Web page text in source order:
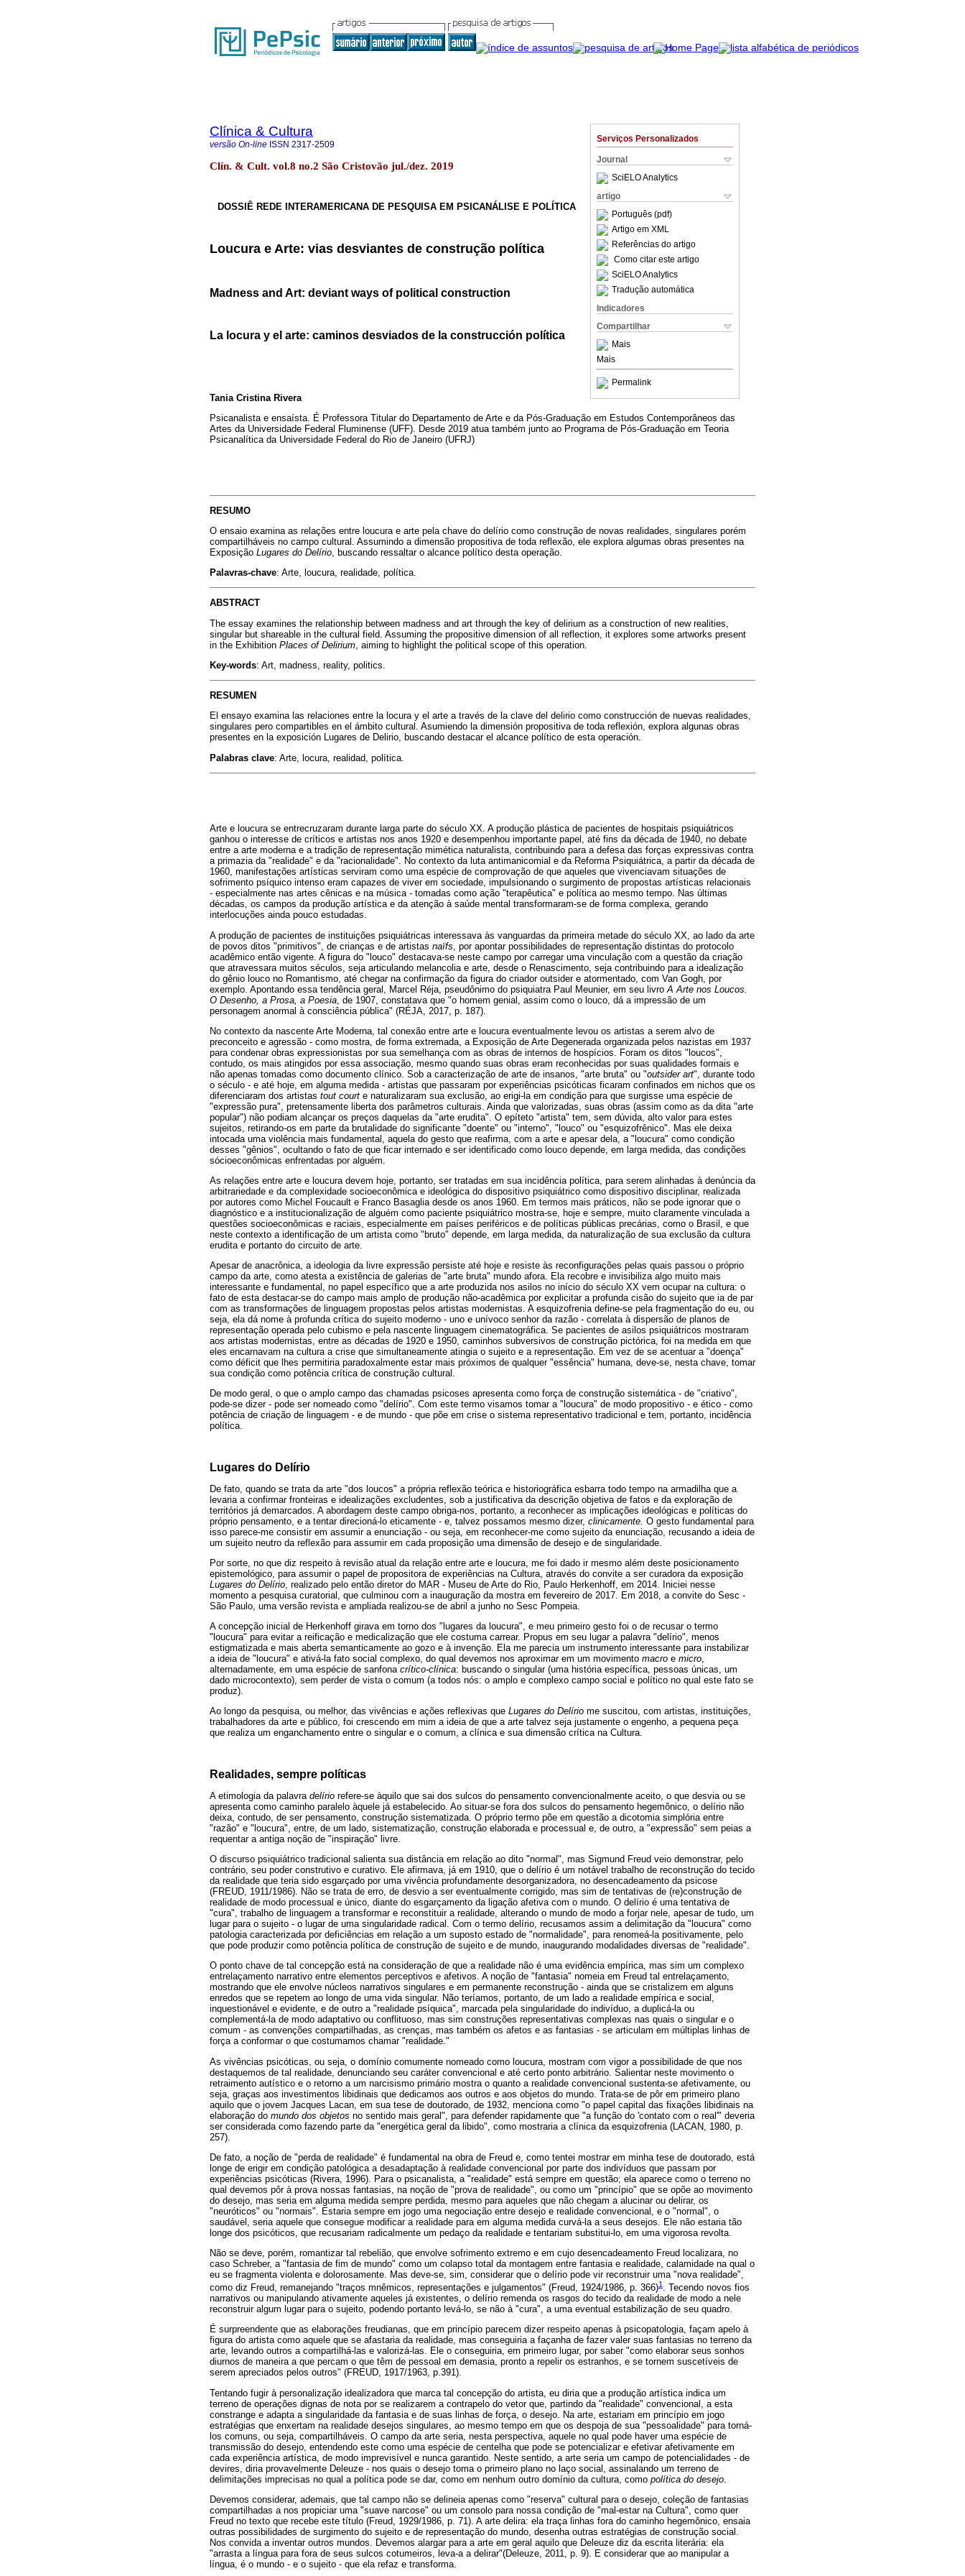
Serviços Personalizados
Journal
SciELO Analytics
artigo
Português (pdf)
Artigo em XML
Referências do artigo
Como citar este artigo
SciELO Analytics
Tradução automática
Indicadores
Compartilhar
Mais
Mais
Permalink
Clínica & Cultura
versão On-line ISSN 2317-2509
Clín. & Cult. vol.8 no.2 São Cristovão jul./dez. 2019
DOSSIÊ REDE INTERAMERICANA DE PESQUISA EM PSICANÁLISE E POLÍTICA
Loucura e Arte: vias desviantes de construção política
Madness and Art: deviant ways of political construction
La locura y el arte: caminos desviados de la construcción política
Tania Cristina Rivera
Psicanalista e ensaísta. É Professora Titular do Departamento de Arte e da Pós-Graduação em Estudos Contemporâneos das
Artes da Universidade Federal Fluminense (UFF). Desde 2019 atua também junto ao Programa de Pós-Graduação em Teoria
Psicanalítica da Universidade Federal do Rio de Janeiro (UFRJ)
RESUMO
O ensaio examina as relações entre loucura e arte pela chave do delírio como construção de novas realidades, singulares porém
compartilháveis no campo cultural. Assumindo a dimensão propositiva de toda reflexão, ele explora algumas obras presentes na
Exposição Lugares do Delírio , buscando ressaltar o alcance político desta operação.
Palavras-chave: Arte, loucura, realidade, política.
ABSTRACT
The essay examines the relationship between madness and art through the key of delirium as a construction of new realities,
singular but shareable in the cultural field. Assuming the propositive dimension of all reflection, it explores some artworks present
in the Exhibition Places of Delirium , aiming to highlight the political scope of this operation.
Key-words: Art, madness, reality, politics.
RESUMEN
El ensayo examina las relaciones entre la locura y el arte a través de la clave del delirio como construcción de nuevas realidades,
singulares pero compartibles en el ámbito cultural. Asumiendo la dimensión propositiva de toda reflexión, explora algunas obras
presentes en la exposición Lugares de Delirio, buscando destacar el alcance político de esta operación.
Palabras clave: Arte, locura, realidad, política.
Arte e loucura se entrecruzaram durante larga parte do século XX. A produção plástica de pacientes de hospitais psiquiátricos
ganhou o interesse de críticos e artistas nos anos 1920 e desempenhou importante papel, até fins da década de 1940, no debate
entre a arte moderna e a tradição de representação mimética naturalista, contribuindo para a defesa das forças expressivas contra
a primazia da "realidade" e da "racionalidade". No contexto da luta antimanicomial e da Reforma Psiquiátrica, a partir da década de
1960, manifestações artísticas serviram como uma espécie de comprovação de que aqueles que vivenciavam situações de
sofrimento psíquico intenso eram capazes de viver em sociedade, impulsionando o surgimento de propostas artísticas relacionais
- especialmente nas artes cênicas e na música - tomadas como ação "terapêutica" e política ao mesmo tempo. Nas últimas
décadas, os campos da produção artística e da atenção à saúde mental transformaram-se de forma complexa, gerando
interlocuções ainda pouco estudadas.
A produção de pacientes de instituições psiquiátricas interessava às vanguardas da primeira metade do século XX, ao lado da arte
de povos ditos "primitivos", de crianças e de artistas naïfs , por apontar possibilidades de representação distintas do protocolo
acadêmico então vigente. A figura do "louco" destacava-se neste campo por carregar uma vinculação com a questão da criação
que atravessara muitos séculos, seja articulando melancolia e arte, desde o Renascimento, seja contribuindo para a idealização
do gênio louco no Romantismo, até chegar na confirmação da figura do criador outsider e atormentado, com Van Gogh, por
exemplo. Apontando essa tendência geral, Marcel Réja, pseudônimo do psiquiatra Paul Meunier, em seu livro A Arte nos Loucos.
O Desenho, a Prosa, a Poesia , de 1907, constatava que "o homem genial, assim como o louco, dá a impressão de um
personagem anormal à consciência pública" (RÉJA, 2017, p. 187).
No contexto da nascente Arte Moderna, tal conexão entre arte e loucura eventualmente levou os artistas a serem alvo de
preconceito e agressão - como mostra, de forma extremada, a Exposição de Arte Degenerada organizada pelos nazistas em 1937
para condenar obras expressionistas por sua semelhança com as obras de internos de hospícios. Foram os ditos "loucos",
contudo, os mais atingidos por essa associação, mesmo quando suas obras eram reconhecidas por suas qualidades formais e
não apenas tomadas como documento clínico. Sob a caracterização de arte de insanos, "arte bruta" ou "outsider art", durante todo
o século - e até hoje, em alguma medida - artistas que passaram por experiências psicóticas ficaram confinados em nichos que os
diferenciaram dos artistas tout court e naturalizaram sua exclusão, ao erigi-la em condição para que surgisse uma espécie de
"expressão pura", pretensamente liberta dos parâmetros culturais. Ainda que valorizadas, suas obras (assim como as da dita "arte
popular") não podiam alcançar os preços daquelas da "arte erudita". O epíteto "artista" tem, sem dúvida, alto valor para estes
sujeitos, retirando-os em parte da brutalidade do significante "doente" ou "interno", "louco" ou "esquizofrênico". Mas ele deixa
intocada uma violência mais fundamental, aquela do gesto que reafirma, com a arte e apesar dela, a "loucura" como condição
desses "gênios", ocultando o fato de que ficar internado e ser identificado como louco depende, em larga medida, das condições
sócioeconômicas enfrentadas por alguém.
As relações entre arte e loucura devem hoje, portanto, ser tratadas em sua incidência política, para serem alinhadas à denúncia da
arbitrariedade e da complexidade socioeconômica e ideológica do dispositivo psiquiátrico como dispositivo disciplinar, realizada
por autores como Michel Foucault e Franco Basaglia desde os anos 1960. Em termos mais práticos, não se pode ignorar que o
diagnóstico e a institucionalização de alguém como paciente psiquiátrico mostra-se, hoje e sempre, muito claramente vinculada a
questões socioeconômicas e raciais, especialmente em países periféricos e de políticas públicas precárias, como o Brasil, e que
neste contexto a identificação de um artista como "bruto" depende, em larga medida, da naturalização de sua exclusão da cultura
erudita e portanto do circuito de arte.
Apesar de anacrônica, a ideologia da livre expressão persiste até hoje e resiste às reconfigurações pelas quais passou o próprio
campo da arte, como atesta a existência de galerias de "arte bruta" mundo afora. Ela recobre e invisibiliza algo muito mais
interessante e fundamental, no papel específico que a arte produzida nos asilos no início do século XX vem ocupar na cultura: o
fato de esta destacar-se do campo mais amplo de produção não-acadêmica por explicitar a profunda cisão do sujeito que ia de par
com as transformações de linguagem propostas pelos artistas modernistas. A esquizofrenia define-se pela fragmentação do eu, ou
seja, ela dá nome à profunda crítica do sujeito moderno - uno e unívoco senhor da razão - correlata à dispersão de planos de
representação operada pelo cubismo e pela nascente linguagem cinematográfica. Se pacientes de asilos psiquiátricos mostraram
aos artistas modernistas, entre as décadas de 1920 e 1950, caminhos subversivos de construção pictórica, foi na medida em que
eles encarnavam na cultura a crise que simultaneamente atingia o sujeito e a representação. Em vez de se acentuar a "doença"
como déficit que lhes permitiria paradoxalmente estar mais próximos de qualquer "essência" humana, deve-se, nesta chave, tomar
sua condição como potência crítica de construção cultural.
De modo geral, o que o amplo campo das chamadas psicoses apresenta como força de construção sistemática - de "criativo",
pode-se dizer - pode ser nomeado como "delírio". Com este termo visamos tomar a "loucura" de modo propositivo - e ético - como
potência de criação de linguagem - e de mundo - que põe em crise o sistema representativo tradicional e tem, portanto, incidência
política.
Lugares do Delírio
De fato, quando se trata da arte "dos loucos" a própria reflexão teórica e historiográfica esbarra todo tempo na armadilha que a
levaria a confirmar fronteiras e idealizações excludentes, sob a justificativa da descrição objetiva de fatos e da exploração de
territórios já demarcados. A abordagem deste campo obriga-nos, portanto, a reconhecer as implicações ideológicas e políticas do
próprio pensamento, e a tentar direcioná-lo eticamente - e, talvez possamos mesmo dizer, clinicamente. O gesto fundamental para
isso parece-me consistir em assumir a enunciação - ou seja, em reconhecer-me como sujeito da enunciação, recusando a ideia de
um sujeito neutro da reflexão para assumir em cada proposição uma dimensão de desejo e de singularidade.
Por sorte, no que diz respeito à revisão atual da relação entre arte e loucura, me foi dado ir mesmo além deste posicionamento
epistemológico, para assumir o papel de propositora de experiências na Cultura, através do convite a ser curadora da exposição
Lugares do Delírio, realizado pelo então diretor do MAR - Museu de Arte do Rio, Paulo Herkenhoff, em 2014. Iniciei nesse
momento a pesquisa curatorial, que culminou com a inauguração da mostra em fevereiro de 2017. Em 2018, a convite do Sesc -
São Paulo, uma versão revista e ampliada realizou-se de abril a junho no Sesc Pompeia.
A concepção inicial de Herkenhoff girava em torno dos "lugares da loucura", e meu primeiro gesto foi o de recusar o termo
"loucura" para evitar a reificação e medicalização que ele costuma carrear. Propus em seu lugar a palavra "delírio", menos
estigmatizada e mais aberta semanticamente ao gozo e à invenção. Ela me parecia um instrumento interessante para instabilizar
a ideia de "loucura" e ativá-la fato social complexo, do qual devemos nos aproximar em um movimento macro e micro,
alternadamente, em uma espécie de sanfona crítico-clínica: buscando o singular (uma história específica, pessoas únicas, um
dado microcontexto), sem perder de vista o comum (a todos nós: o amplo e complexo campo social e político no qual este fato se
produz).
Ao longo da pesquisa, ou melhor, das vivências e ações reflexivas que Lugares do Delírio me suscitou, com artistas, instituições,
trabalhadores da arte e público, foi crescendo em mim a ideia de que a arte talvez seja justamente o engenho, a pequena peça
que realiza um enganchamento entre o singular e o comum, a clínica e sua dimensão crítica na Cultura.
Realidades, sempre políticas
A etimologia da palavra delírio refere-se àquilo que sai dos sulcos do pensamento convencionalmente aceito, o que desvia ou se
apresenta como caminho paralelo àquele já estabelecido. Ao situar-se fora dos sulcos do pensamento hegemônico, o delírio não
deixa, contudo, de ser pensamento, construção sistematizada. O próprio termo põe em questão a dicotomia simplória entre
"razão" e "loucura", entre, de um lado, sistematização, construção elaborada e processual e, de outro, a "expressão" sem peias a
requentar a antiga noção de "inspiração" livre.
O discurso psiquiátrico tradicional salienta sua distância em relação ao dito "normal", mas Sigmund Freud veio demonstrar, pelo
contrário, seu poder construtivo e curativo. Ele afirmava, já em 1910, que o delírio é um notável trabalho de reconstrução do tecido
da realidade que teria sido esgarçado por uma vivência profundamente desorganizadora, no desencadeamento da psicose
(FREUD, 1911/1986). Não se trata de erro, de desvio a ser eventualmente corrigido, mas sim de tentativas de (re)construção de
realidade de modo processual e único, diante do esgarçamento da ligação afetiva com o mundo. O delírio é uma tentativa de
"cura", trabalho de linguagem a transformar e reconstituir a realidade, alterando o mundo de modo a forjar nele, apesar de tudo, um
lugar para o sujeito - o lugar de uma singularidade radical. Com o termo delírio, recusamos assim a delimitação da "loucura" como
patologia caracterizada por deficiências em relação a um suposto estado de "normalidade", para renomeá-la positivamente, pelo
que pode produzir como potência política de construção de sujeito e de mundo, inaugurando modalidades diversas de "realidade".
O ponto chave de tal concepção está na consideração de que a realidade não é uma evidência empírica, mas sim um complexo
entrelaçamento narrativo entre elementos perceptivos e afetivos. A noção de "fantasia" nomeia em Freud tal entrelaçamento,
mostrando que ele envolve núcleos narrativos singulares e em permanente reconstrução - ainda que se cristalizem em alguns
enredos que se repetem ao longo de uma vida singular. Não teríamos, portanto, de um lado a realidade empírica e social,
inquestionável e evidente, e de outro a "realidade psíquica", marcada pela singularidade do indivíduo, a duplicá-la ou
complementá-la de modo adaptativo ou conflituoso, mas sim construções representativas complexas nas quais o singular e o
comum - as convenções compartilhadas, as crenças, mas também os afetos e as fantasias - se articulam em múltiplas linhas de
força a conformar o que costumamos chamar "realidade."
As vivências psicóticas, ou seja, o domínio comumente nomeado como loucura, mostram com vigor a possibilidade de que nos
destaquemos de tal realidade, denunciando seu caráter convencional e até certo ponto arbitrário. Salientar neste movimento o
retraimento autístico e o retorno a um narcisismo primário mostra o quanto a realidade convencional sustenta-se afetivamente, ou
seja, graças aos investimentos libidinais que dedicamos aos outros e aos objetos do mundo. Trata-se de pôr em primeiro plano
aquilo que o jovem Jacques Lacan, em sua tese de doutorado, de 1932, menciona como "o papel capital das fixações libidinais na
elaboração do mundo dos objetos no sentido mais geral", para defender rapidamente que "a função do 'contato com o real'" deveria
ser considerada como fazendo parte da "energética geral da libido", como mostraria a clínica da esquizofrenia (LACAN, 1980, p.
257).
De fato, a noção de "perda de realidade" é fundamental na obra de Freud e, como tentei mostrar em minha tese de doutorado, está
longe de erigir em condição patológica a desadaptação à realidade convencional por parte dos indivíduos que passam por
experiências psicóticas (Rivera, 1996). Para o psicanalista, a "realidade" está sempre em questão; ela aparece como o terreno no
qual devemos pôr à prova nossas fantasias, na noção de "prova de realidade", ou como um "princípio" que se opõe ao movimento
do desejo, mas seria em alguma medida sempre perdida, mesmo para aqueles que não chegam a alucinar ou delirar, os
"neuróticos" ou "normais". Estaria sempre em jogo uma negociação entre desejo e realidade convencional, e o "normal", o
saudável, seria aquele que consegue modificar a realidade para em alguma medida curvá-la a seus desejos. Ele não estaria tão
longe dos psicóticos, que recusariam radicalmente um pedaço da realidade e tentariam substitui-lo, em uma vigorosa revolta.
Não se deve, porém, romantizar tal rebelião, que envolve sofrimento extremo e em cujo desencadeamento Freud localizara, no
caso Schreber, a "fantasia de fim de mundo" como um colapso total da montagem entre fantasia e realidade, calamidade na qual o
eu se fragmenta violenta e dolorosamente. Mas deve-se, sim, considerar que o delírio pode vir reconstruir uma "nova realidade",
como diz Freud, remanejando "traços mnêmicos, representações e julgamentos" (Freud, 1924/1986, p. 366)1 . Tecendo novos fios
narrativos ou manipulando ativamente aqueles já existentes, o delírio remenda os rasgos do tecido da realidade de modo a nele
reconstruir algum lugar para o sujeito, podendo portanto levá-lo, se não à "cura", a uma eventual estabilização de seu quadro.
É surpreendente que as elaborações freudianas, que em princípio parecem dizer respeito apenas à psicopatologia, façam apelo à
figura do artista como aquele que se afastaria da realidade, mas conseguiria a façanha de fazer valer suas fantasias no terreno da
arte, levando outros a compartilhá-las e valorizá-las. Ele o conseguiria, em primeiro lugar, por saber "como elaborar seus sonhos
diurnos de maneira a que percam o que têm de pessoal em demasia, pronto a repelir os estranhos, e se tornem suscetíveis de
serem apreciados pelos outros" (FREUD, 1917/1963, p.391).
Tentando fugir à personalização idealizadora que marca tal concepção do artista, eu diria que a produção artística indica um
terreno de operações dignas de nota por se realizarem a contrapelo do vetor que, partindo da "realidade" convencional, a esta
constrange e adapta a singularidade da fantasia e de suas linhas de força, o desejo. Na arte, estariam em princípio em jogo
estratégias que enxertam na realidade desejos singulares, ao mesmo tempo em que os despoja de sua "pessoalidade" para torná-
los comuns, ou seja, compartilháveis. O campo da arte seria, nesta perspectiva, aquele no qual pode haver uma espécie de
transmissão do desejo, entendendo este como uma espécie de centelha que pode se potencializar e efetivar afetivamente em
cada experiência artística, de modo imprevisível e nunca garantido. Neste sentido, a arte seria um campo de potencialidades - de
devires, diria provavelmente Deleuze - nos quais o desejo toma o primeiro plano no laço social, assinalando um terreno de
delimitações imprecisas no qual a política pode se dar, como em nenhum outro domínio da cultura, como política do desejo
Devemos considerar, ademais, que tal campo não se delineia apenas como "reserva" cultural para o desejo, coleção de fantasias
compartilhadas a nos propiciar uma "suave narcose" ou um consolo para nossa condição de "mal-estar na Cultura", como quer
Freud no texto que recebe este título (Freud, 1929/1986, p. 71). A arte delira: ela traça linhas fora do caminho hegemônico, ensaia
outras possibilidades de surgimento do sujeito e de representação do mundo, desenha outras estratégias de construção social.
Nos convida a inventar outros mundos. Devemos alargar para a arte em geral aquilo que Deleuze diz da escrita literária: ela
"arrasta a língua para fora de seus sulcos cotumeiros, leva-a a delirar"(Deleuze, 2011, p. 9). E considerar que ao manipular a
língua, é o mundo - e o sujeito - que ela refaz e transforma.